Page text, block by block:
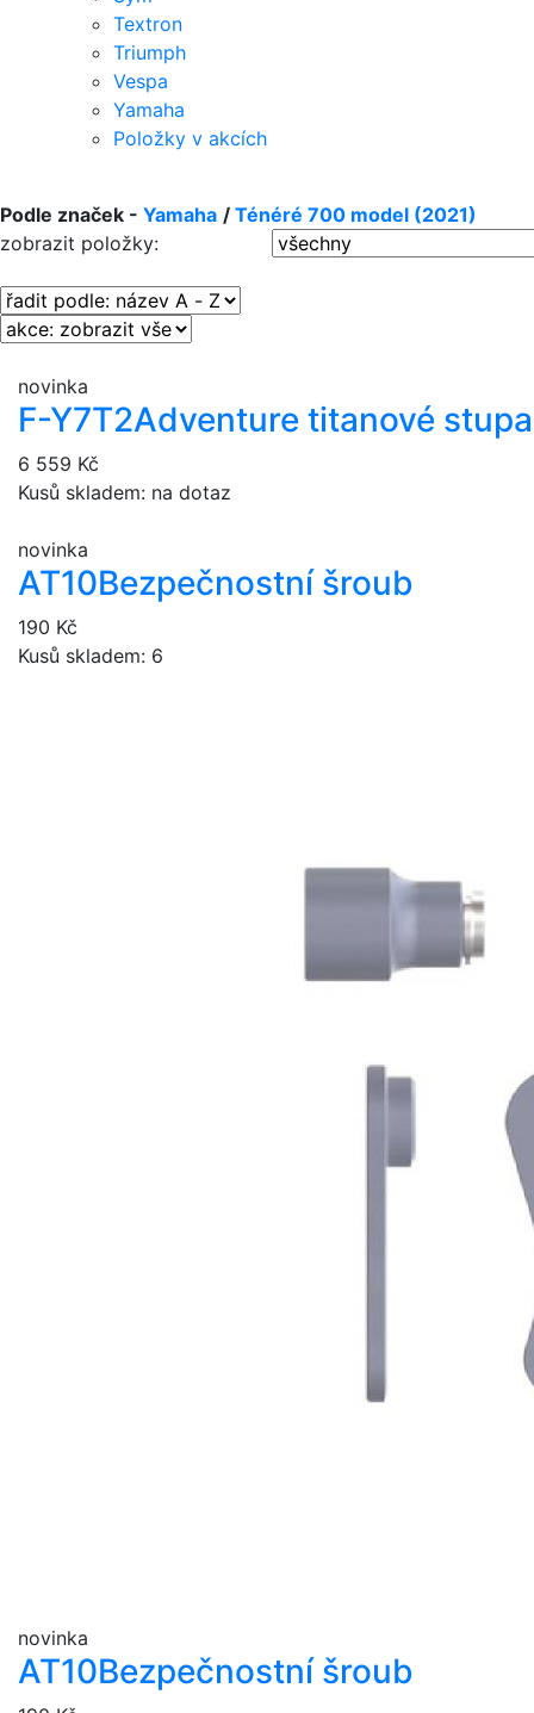
Textron
Triumph
Vespa
Yamaha
Položky v akcích
Podle značek - Yamaha / Ténéré 700 model (2021)
zobrazit položky:
novinka
F-Y7T2Adventure titanové
6 559 Kč
Kusů skladem: na dotaz
novinka
AT10Bezpečnostní šroub
190 Kč
Kusů skladem: 6
novinka
AT10Bezpečnostní šroub